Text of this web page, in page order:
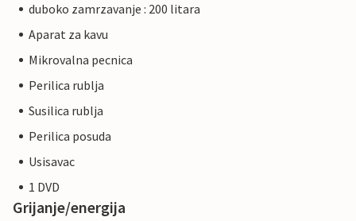
duboko zamrzavanje : 200 litara
Aparat za kavu
Mikrovalna pecnica
Perilica rublja
Susilica rublja
Perilica posuda
Usisavac
1 DVD
Grijanje/energija